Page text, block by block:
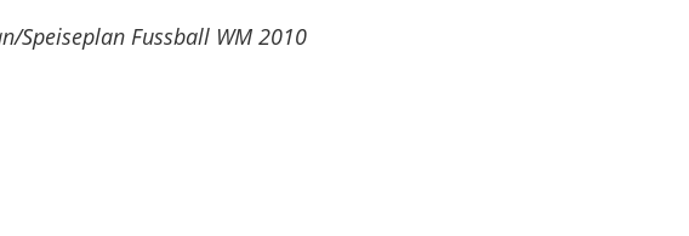
Speiseplan Fussball WM 2010